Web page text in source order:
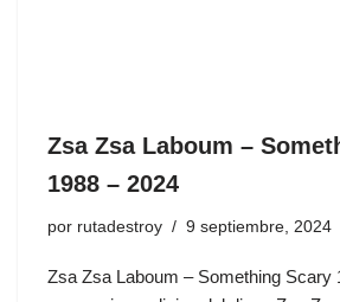
Zsa Zsa Laboum ‎–
1988 – 2024
por rutadestroy 9 septiembre, 2024
Zsa Zsa Laboum ‎– Something Scary